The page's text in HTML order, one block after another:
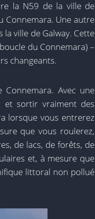
la N59 de la ville de
Connemara. Une autre
ville de Galway. Cette
du Connemara) –
changeants.
Avec une
et sortir vraiment des
lorsque vous entrerez
que vous roulerez,
de lacs, de forêts, de
et, à mesure que
littoral non pollué